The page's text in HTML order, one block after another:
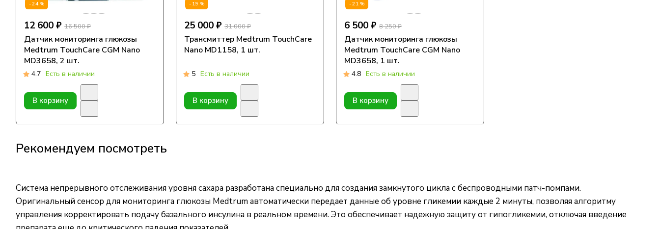
-24%
12 600 ₽ 16 500 ₽
Датчик мониторинга глюкозы
Medtrum TouchCare CGM Nano
MD3658, 2 шт.
4.7 Есть в наличии
В корзину
-19%
25 000 ₽ 31 000 ₽
Трансмиттер Medtrum TouchCare
Nano MD1158, 1 шт.
5 Есть в наличии
В корзину
-21%
6 500 ₽ 8 250 ₽
Датчик мониторинга глюкозы
Medtrum TouchCare CGM Nano
MD3658, 1 шт.
4.8 Есть в наличии
В корзину
Рекомендуем посмотреть
Система непрерывного отслеживания уровня сахара разработана специально для создания замкнутого цикла с беспроводными патч-помпами.
Оригинальный сенсор для мониторинга глюкозы Medtrum автоматически передает данные об уровне гликемии каждые 2 минуты, позволяя алгоритму
управления корректировать подачу базального инсулина в реальном времени. Это обеспечивает надежную защиту от гипогликемии, отключая введение